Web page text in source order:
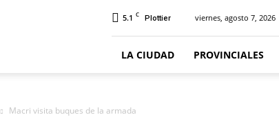
5.1 C Plottier viernes, agosto 7, 2026
LA CIUDAD PROVINCIALES
Macri visita buques de la armada